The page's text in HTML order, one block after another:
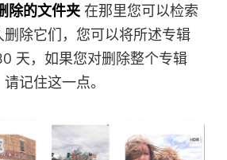
除的文件夹 在那里您可以检索
删除它们，您可以将所述专辑
天，如果您对删除整个专辑
记住这一点。